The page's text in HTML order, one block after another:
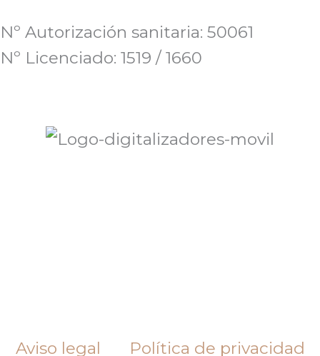
Nº Autorización sanitaria: 50061
Nº Licenciado: 1519 / 1660
Aviso legal
Política de privacidad